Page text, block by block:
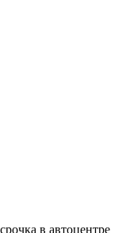
в автоцентре